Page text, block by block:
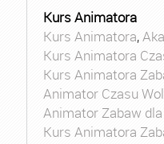
Kurs Animatora
Kurs Animatora,
Kurs Animatora
Kurs Animatora
Animator Czasu
Animator Zabaw
Kurs Animatora